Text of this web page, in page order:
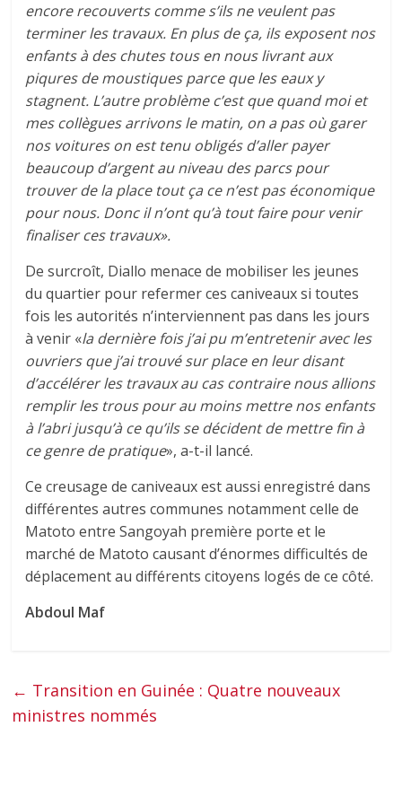
encore recouverts comme s’ils ne veulent pas
terminer les travaux. En plus de ça, ils exposent nos
enfants à des chutes tous en nous livrant aux
piqures de moustiques parce que les eaux y
stagnent. L’autre problème c’est que quand moi et
mes collègues arrivons le matin, on a pas où garer
nos voitures on est tenu obligés d’aller payer
beaucoup d’argent au niveau des parcs pour
trouver de la place tout ça ce n’est pas économique
pour nous. Donc il n’ont qu’à tout faire pour venir
finaliser ces travaux».
De surcroît, Diallo menace de mobiliser les jeunes
du quartier pour refermer ces caniveaux si toutes
fois les autorités n’interviennent pas dans les jours
à venir «la dernière fois j’ai pu m’entretenir avec les
ouvriers que j’ai trouvé sur place en leur disant
d’accélérer les travaux au cas contraire nous allions
remplir les trous pour au moins mettre nos enfants
à l’abri jusqu’à ce qu’ils se décident de mettre fin à
ce genre de pratique», a-t-il lancé.
Ce creusage de caniveaux est aussi enregistré dans
différentes autres communes notamment celle de
Matoto entre Sangoyah première porte et le
marché de Matoto causant d’énormes difficultés de
déplacement au différents citoyens logés de ce côté.
Abdoul Maf
← Transition en Guinée : Quatre nouveaux
ministres nommés